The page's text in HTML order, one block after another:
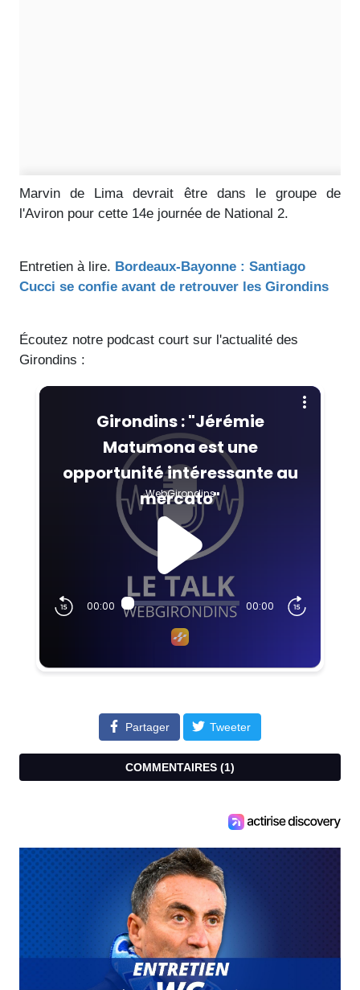
Marvin de Lima devrait être dans le groupe de
l'Aviron pour cette 14e journée de National 2.
Entretien à lire. Bordeaux-Bayonne : Santiago
Cucci se confie avant de retrouver les Girondins
Écoutez notre podcast court sur l'actualité des
Girondins :
Partager Tweeter
COMMENTAIRES (1)